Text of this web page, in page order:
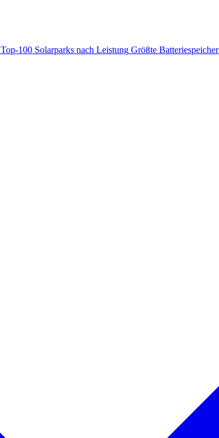
Top-100 Solarparks nach Leistung Größte Batteriespeicher